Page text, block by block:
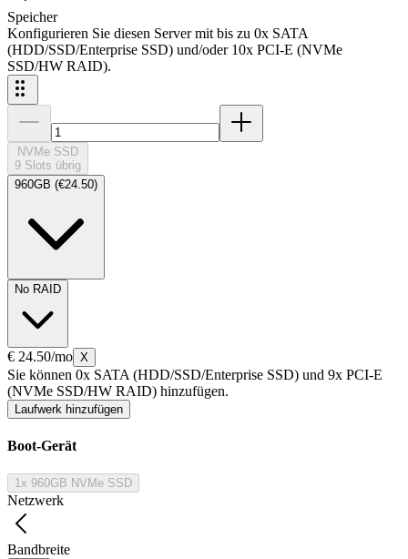
Speicher
Konfigurieren Sie diesen Server mit bis zu 0x SATA
(HDD/SSD/Enterprise SSD) und/oder 10x PCI-E (NVMe
SSD/HW RAID).
NVMe SSD
9 Slots übrig
960GB (€24.50)
No RAID
€ 24.50/mo X
Sie können 0x SATA (HDD/SSD/Enterprise SSD) und 9x PCI-E
(NVMe SSD/HW RAID) hinzufügen.
Laufwerk hinzufügen
Boot-Gerät
1x 960GB NVMe SSD
Netzwerk
Bandbreite